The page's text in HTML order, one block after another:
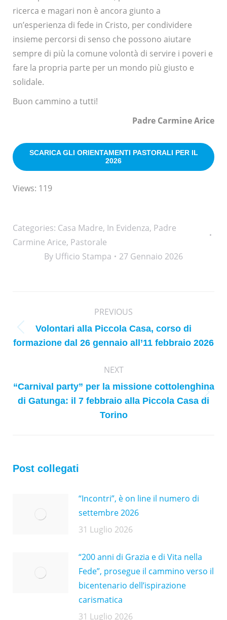
ricerca e magari non è ancora giunto a
un’esperienza di fede in Cristo, per condividere
insieme percorsi di senso che possono aiutare
sempre di più la comune volontà di servire i poveri e
fare la propria parte per un mondo più giusto e
solidale.
Buon cammino a tutti!
Padre Carmine Arice
SCARICA GLI ORIENTAMENTI PASTORALI PER IL
2026
Views: 119
Categories: Casa Madre, In Evidenza, Padre
Carmine Arice, Pastorale
By Ufficio Stampa 27 Gennaio 2026
PREVIOUS
Previous
post:
Volontari alla Piccola Casa, corso di
formazione dal 26 gennaio all’11 febbraio 2026
NEXT
Next
post:
“Carnival party” per la missione cottolenghina
di Gatunga: il 7 febbraio alla Piccola Casa di
Torino
Post collegati
“Incontri”, è on line il numero di
settembre 2026
31 Luglio 2026
“200 anni di Grazia e di Vita nella
Fede”, prosegue il cammino verso il
bicentenario dell’ispirazione
carismatica
31 Luglio 2026